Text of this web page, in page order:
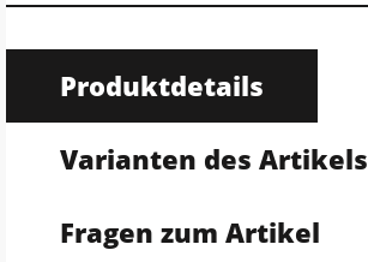
Produktdetails
Varianten des Artikels
Fragen zum Artikel